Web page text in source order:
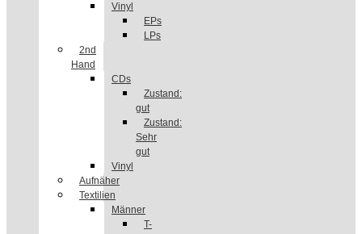
Vinyl
EPs
LPs
2nd
Hand
CDs
Zustand:
gut
Zustand:
Sehr
gut
Vinyl
Aufnäher
Textilien
Männer
T-